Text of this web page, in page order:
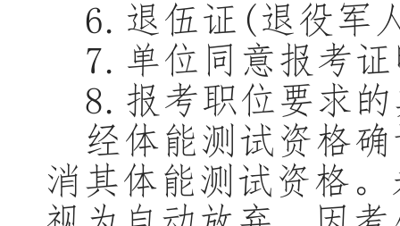
6. 退伍证 (退役军
7. 单位同意报考
8. 报考职位要求
经体能测试资格
消其体能测试资格